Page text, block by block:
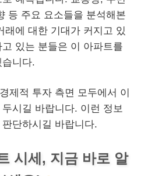
등 주요 요소들을 분석해본
래에 대한 기대가 커지고 있
있는 분들은 이 아파트를
니다.
제적 투자 측면 모두에서 이
시길 바랍니다. 이런 정보
단하시길 바랍니다.
시세, 지금 바로 알